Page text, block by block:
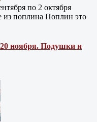
по 2 октября
из поплина Поплин это
ноября. Подушки и